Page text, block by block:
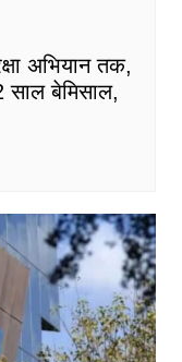
अभियान तक,
साल बेमिसाल,